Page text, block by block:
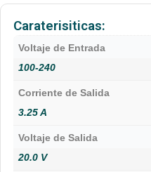
Caraterisiticas:
Voltaje de Entrada
100-240
Corriente de Salida
3.25 A
Voltaje de Salida
20.0 V